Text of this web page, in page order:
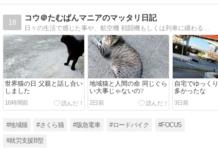
18
コウ＠たむぱんマニアのマッタリ日記
日々の生活で感じた事や、航空機 戦闘機もしくは列車に纏わる色々を綴ります
世界猫の日 父親と話し合い
しました
16時間前
地域猫と人間の命 同じぐら
い大事じゃないの❔
2日前
自宅でゆっく
多かったな
3日前
#地域猫 #さくら猫 #阪急電車 #ロードバイク #FOCUS
#就労支援B型